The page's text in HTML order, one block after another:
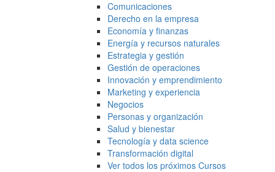
Comunicaciones
Derecho en la empresa
Economía y finanzas
Energía y recursos naturales
Estrategia y gestión
Gestión de operaciones
Innovación y emprendimiento
Marketing y experiencia
Negocios
Personas y organización
Salud y bienestar
Tecnología y data science
Transformación digital
Ver todos los próximos Cursos